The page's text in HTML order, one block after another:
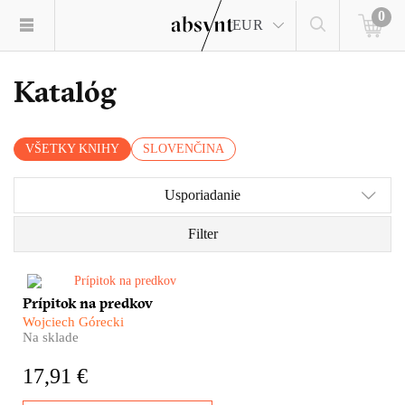
EUR
0
Katalóg
VŠETKY KNIHY SLOVENČINA
Usporiadanie
Filter
Niektoré miesta na svete sú
možno priďaleko. Ukrývajú sa
za vysokými horami. Alebo sú
Južného Kaukazu, Arménsko,
Prípitok na predkov
Wojciech Górecki
Na sklade
17,91 €